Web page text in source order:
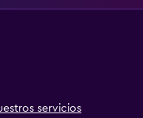
servicios